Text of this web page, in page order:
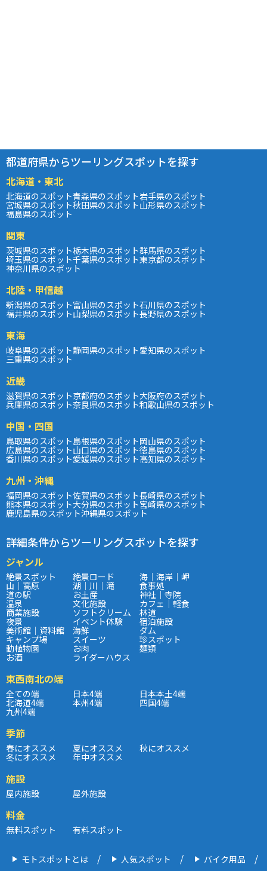
都道府県からツーリングスポットを探す
北海道・東北
北海道のスポット青森県のスポット岩手県のスポット
宮城県のスポット秋田県のスポット山形県のスポット
福島県のスポット
関東
茨城県のスポット栃木県のスポット群馬県のスポット
埼玉県のスポット千葉県のスポット東京都のスポット
神奈川県のスポット
北陸・甲信越
新潟県のスポット富山県のスポット石川県のスポット
福井県のスポット山梨県のスポット長野県のスポット
東海
岐阜県のスポット静岡県のスポット愛知県のスポット
三重県のスポット
近畿
滋賀県のスポット京都府のスポット大阪府のスポット
兵庫県のスポット奈良県のスポット和歌山県のスポット
中国・四国
鳥取県のスポット島根県のスポット岡山県のスポット
広島県のスポット山口県のスポット徳島県のスポット
香川県のスポット愛媛県のスポット高知県のスポット
九州・沖縄
福岡県のスポット佐賀県のスポット長崎県のスポット
熊本県のスポット大分県のスポット宮崎県のスポット
鹿児島県のスポット沖縄県のスポット
詳細条件からツーリングスポットを探す
ジャンル
絶景スポット 絶景ロード 海｜海岸｜岬
山｜高原 湖｜川｜滝 食事処
道の駅 お土産 神社｜寺院
温泉 文化施設 カフェ｜軽食
商業施設 ソフトクリーム 林道
夜景 イベント体験 宿泊施設
美術館｜資料館 海鮮 ダム
キャンプ場 スイーツ 珍スポット
動植物園 お肉 麺類
お酒 ライダーハウス
東西南北の端
全ての端 日本4端 日本本土4端
北海道4端 本州4端 四国4端
九州4端
季節
春にオススメ 夏にオススメ 秋にオススメ
冬にオススメ 年中オススメ
施設
屋内施設 屋外施設
料金
無料スポット 有料スポット
モトスポットとは 人気スポット バイク用品